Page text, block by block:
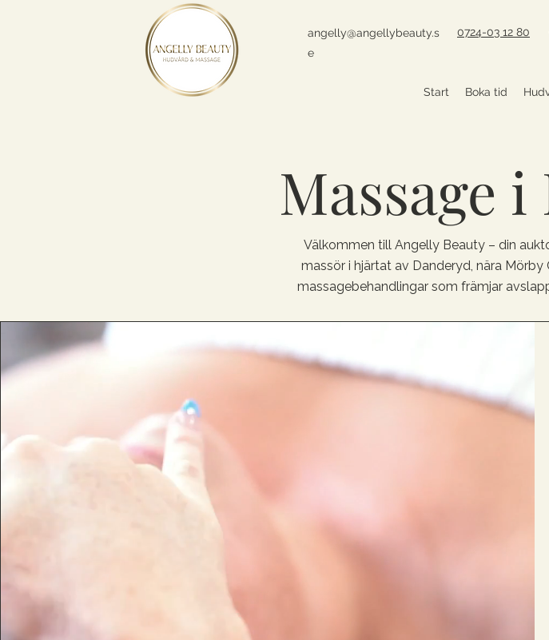
Start Boka tid
angelly@angellybeauty.s
e
0724-03 12 80
Massage
Välkommen till Angelly Beauty – din
massör i hjärtat av Danderyd, nära
massagebehandlingar som främjar